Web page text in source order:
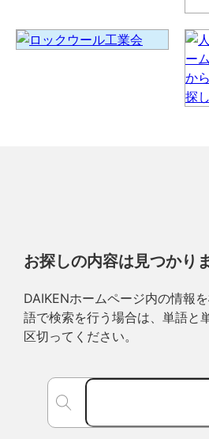
お探しの内容は見つかり
DAIKENホームページ内の情報
語で検索を行う場合は、単語と
区切ってください。